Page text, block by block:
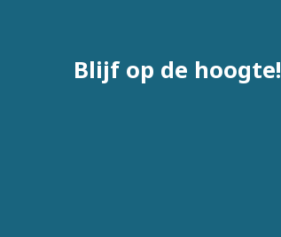
Blijf op de hoogte!